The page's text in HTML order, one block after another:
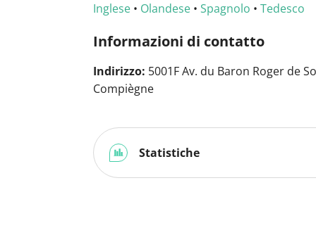
Inglese • Olandese • Spagnolo • Tedesco
Informazioni di contatto
Indirizzo: 5001F Av. du Baron Roger de
Compiègne
Statistiche